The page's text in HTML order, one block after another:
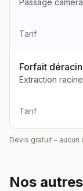
Tarif
Forfait
Extraction
Tarif
Devis gratuit –
Nos